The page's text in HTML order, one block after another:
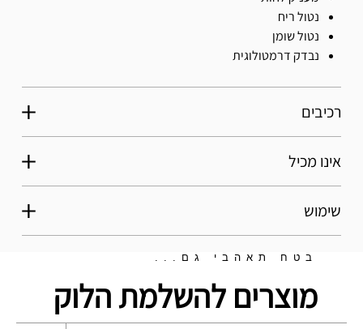
נטול ריח
נטול שומן
נבדק דרמטולוגית
רכיבים
אינו מכיל
שימוש
בטח תאהבי גם...
מוצרים להשלמת הלוק